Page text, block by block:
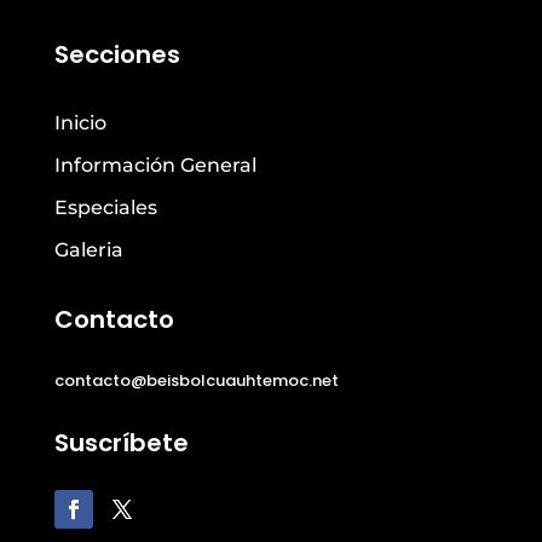
Secciones
Inicio
Información General
Especiales
Galeria
Contacto
contacto@beisbolcuauhtemoc.net
Suscríbete